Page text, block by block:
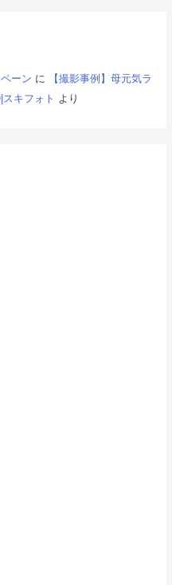
ーン に
【撮影事例】母元気ラ
キフォト より